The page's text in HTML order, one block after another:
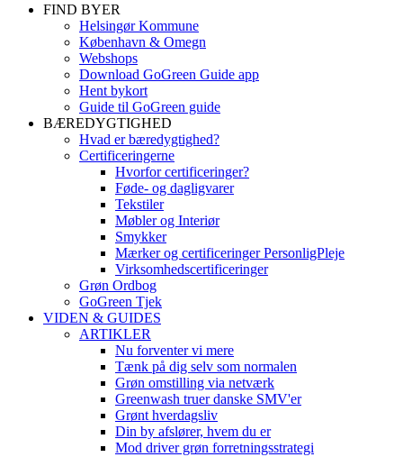
FIND BYER
Helsingør Kommune
København & Omegn
Webshops
Download GoGreen Guide app
Hent bykort
Guide til GoGreen guide
BÆREDYGTIGHED
Hvad er bæredygtighed?
Certificeringerne
Hvorfor certificeringer?
Føde- og dagligvarer
Tekstiler
Møbler og Interiør
Smykker
Mærker og certificeringer PersonligPleje
Virksomhedscertificeringer
Grøn Ordbog
GoGreen Tjek
VIDEN & GUIDES
ARTIKLER
Nu forventer vi mere
Tænk på dig selv som normalen
Grøn omstilling via netværk
Greenwash truer danske SMV'er
Grønt hverdagsliv
Din by afslører, hvem du er
Mod driver grøn forretningsstrategi